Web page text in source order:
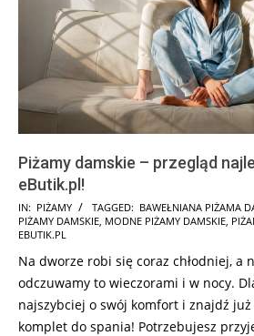
Piżamy damskie – przegląd
eButik.pl!
2025-
08-
IN: PIŻAMY TAGGED: BAWEŁNIANA PIŻAMA
PIŻAMY DAMSKIE, MODNE PIŻAMY DAMSKIE,
EBUTIK.PL
Na dworze robi się coraz chłodniej, a
odczuwamy to wieczorami i w nocy.
najszybciej o swój komfort i znajdź
komplet do spania! Potrzebujesz